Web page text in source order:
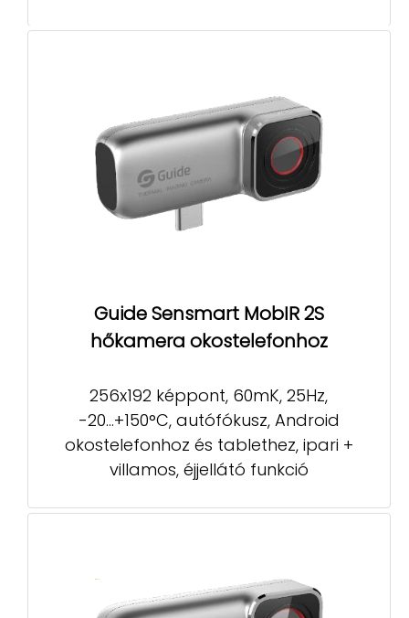
Guide Sensmart MobIR 2S
hőkamera okostelefonhoz
256x192 képpont, 60mK, 25Hz,
-20...+150°C, autófókusz, Android
okostelefonhoz és tablethez, ipari +
villamos, éjjellátó funkció